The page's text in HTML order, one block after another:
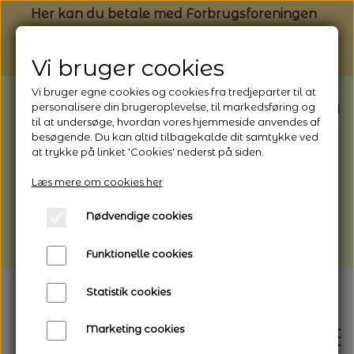
Her kan du betale med Forbrugsforeningen
BEMÆRK: Butikken har ferielukket* fra
1/8 - 9/8 - 2026
*Webshoppen er åben og sender hele
afhentning
Vi gør opmærksom på, at der kan være lidt
længere leveringstid
Vi bruger cookies
Vi bruger egne cookies og cookies fra tredjeparter til at
personalisere din brugeroplevelse, til markedsføring og
til at undersøge, hvordan vores hjemmeside anvendes af
besøgende. Du kan altid tilbagekalde dit samtykke ved
at trykke på linket 'Cookies' nederst på siden.
Læs mere om cookies her
Nødvendige cookies
Funktionelle cookies
Statistik cookies
Marketing cookies